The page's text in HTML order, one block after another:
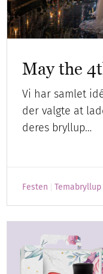
May the
Vi har samlet
der valgte at
deres bryllup…
Festen Temabryllup